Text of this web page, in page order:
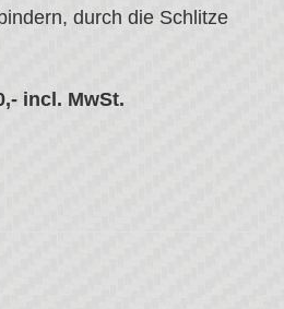
durch die Schlitze
incl. MwSt.